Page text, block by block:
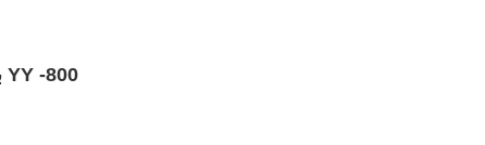
بودرة بخاخ مضاد للتثبيت من سيريس YY -800